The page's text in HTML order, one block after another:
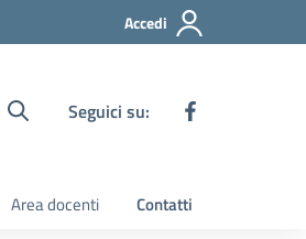
Accedi
Seguici su:
Area docenti Contatti